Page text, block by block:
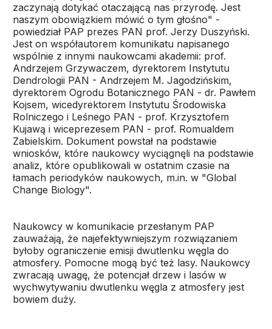
zaczynają dotykać otaczającą nas przyrodę. Jest
naszym obowiązkiem mówić o tym głośno" -
powiedział PAP prezes PAN prof. Jerzy Duszyński.
Jest on współautorem komunikatu napisanego
wspólnie z innymi naukowcami akademii: prof.
Andrzejem Grzywaczem, dyrektorem Instytutu
Dendrologii PAN - Andrzejem M. Jagodzińskim,
dyrektorem Ogrodu Botanicznego PAN - dr. Pawłem
Kojsem, wicedyrektorem Instytutu Środowiska
Rolniczego i Leśnego PAN - prof. Krzysztofem
Kujawą i wiceprezesem PAN - prof. Romualdem
Zabielskim. Dokument powstał na podstawie
wniosków, które naukowcy wyciągnęli na podstawie
analiz, które opublikowali w ostatnim czasie na
łamach periodyków naukowych, m.in. w "Global
Change Biology".
Naukowcy w komunikacie przesłanym PAP
zauważają, że najefektywniejszym rozwiązaniem
byłoby ograniczenie emisji dwutlenku węgla do
atmosfery. Pomocne mogą być też lasy. Naukowcy
zwracają uwagę, że potencjał drzew i lasów w
wychwytywaniu dwutlenku węgla z atmosfery jest
bowiem duży.